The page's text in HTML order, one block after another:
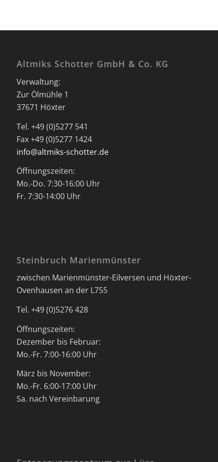
Altmiks Schotter GmbH & Co. KG
Verwaltung:
Zur Ölmühle 1
37671 Höxter
Tel. +49 (0)5277 541
Fax +49 (0)5277 1424
info@altmiks-schotter.de
Öffnungszeiten:
Mo.-Do. 7:30-16:00 Uhr
Fr. 7:30-14:00 Uhr
Steinbruch Marienmünster
zwischen Marienmünster-Eilversen und Höxter-
Ovenhausen an der L755
Tel. +49 (0)5276 428
Öffnungszeiten:
Dezember bis Februar:
Mo.-Fr. 7:00-16:00 Uhr
März bis November:
Mo.-Fr. 6:00-17:00 Uhr
Sa. nach Vereinbarung